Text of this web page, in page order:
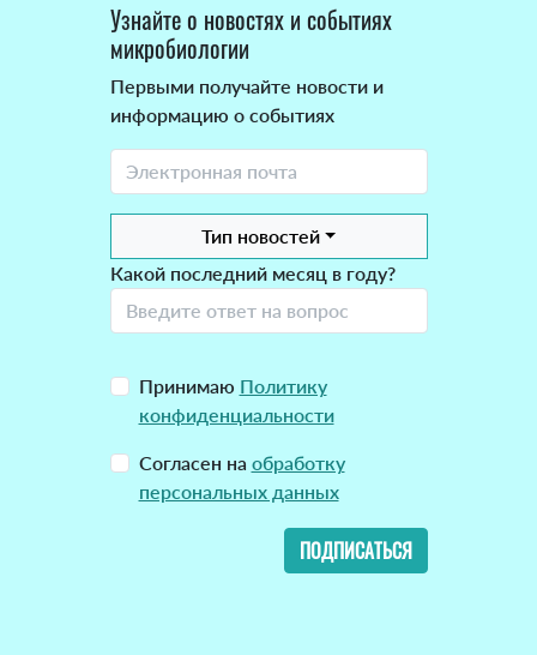
Узнайте о новостях и событиях
микробиологии
Первыми получайте новости и
информацию о событиях
Тип новостей
Какой последний месяц в году?
Принимаю Политику
конфиденциальности
Согласен на обработку
персональных данных
ПОДПИСАТЬСЯ